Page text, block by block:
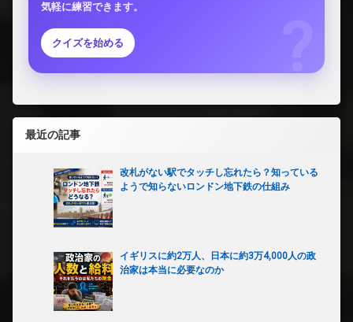
気軽に練習できます。
クイズを始める
最近の記事
改札がない駅でタッチし忘れたら？知っている
ようで知らないロンドン地下鉄の仕組み
イギリスに約2万人、日本に約3万4,000人の政
治家は本当に必要なのか